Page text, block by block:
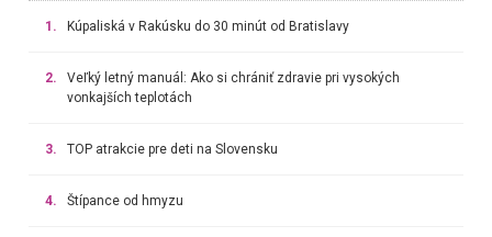
1. Kúpaliská v Rakúsku do 30 minút od Bratislavy
2.
Veľký letný manuál: Ako si chrániť zdravie pri vysokých
vonkajších teplotách
3. TOP atrakcie pre deti na Slovensku
4. Štípance od hmyzu